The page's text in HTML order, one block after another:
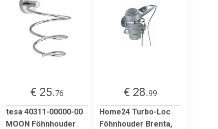
€ 25.76
tesa 40311-00000-00
MOON Föhnhouder
€ 28.99
Home24 Turbo-Loc
Föhnhouder Brenta,